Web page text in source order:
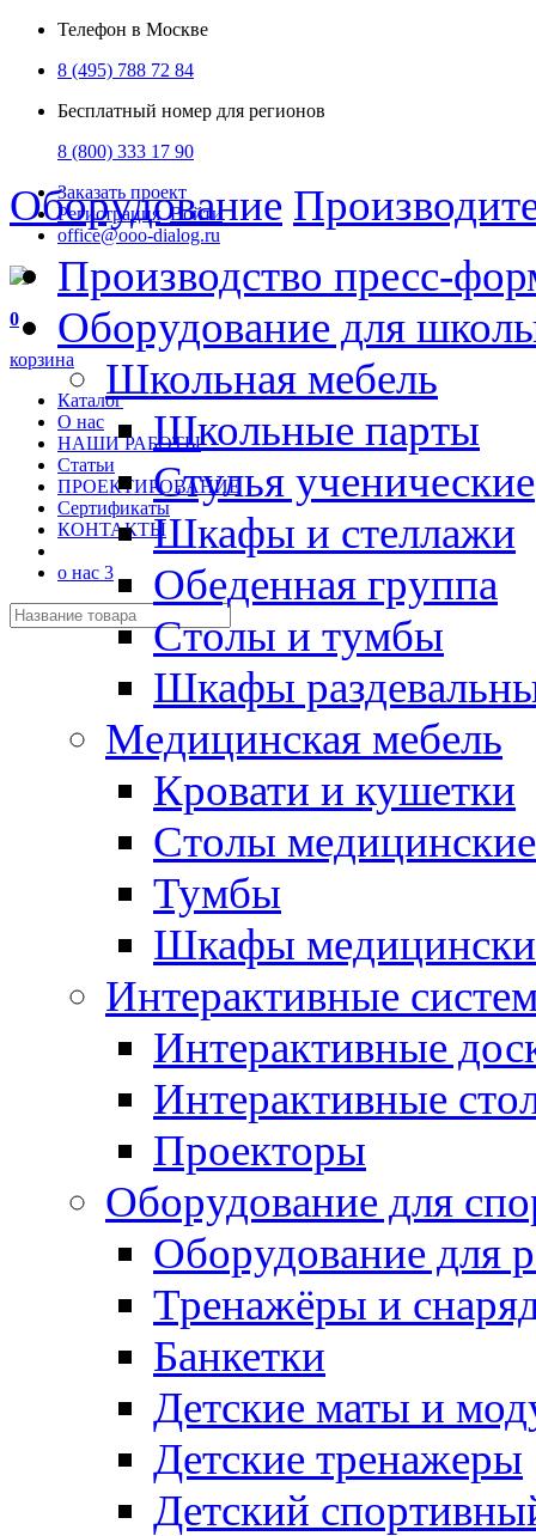
Телефон в Москве
8 (495) 788 72 84
Бесплатный номер для регионов
8 (800) 333 17 90
Заказать проект
Регистрация Войти
office@ooo-dialog.ru
0
корзина
Каталог
О нас
НАШИ РАБОТЫ
Статьи
ПРОЕКТИРОВАНИЕ
Сертификаты
КОНТАКТЫ
о нас 3
Оборудование
Производство пресс-
Оборудование для
Школьная мебель
Школьные парты
Стулья ученические
Шкафы и стеллажи
Обеденная группа
Столы и тумбы
Шкафы
Медицинская мебель
Кровати и кушетки
Столы медицинские
Тумбы
Шкафы
Интерактивные
Интерактивные
Интерактивные
Проекторы
Оборудование для
Оборудование для
Тренажёры и
Банкетки
Детские маты и
Детские тренажеры
Детский